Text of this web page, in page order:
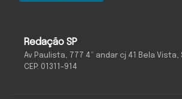
Redação SP
Av Paulista, 777 4º andar cj 41 Bela Vista,
CEP: 01311-914